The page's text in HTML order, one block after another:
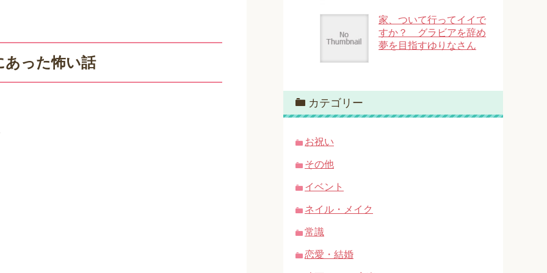
あった怖い話
家、ついて行ってイイで
すか？ グラビアを辞め
夢を目指すゆりなさん
カテゴリー
お祝い
その他
イベント
ネイル・メイク
常識
恋愛・結婚